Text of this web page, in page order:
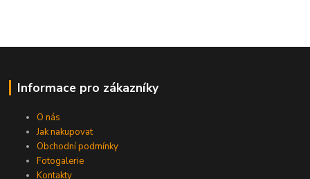
Informace pro zákazníky
O nás
Jak nakupovat
Obchodní podmínky
Fotogalerie
Kontakty